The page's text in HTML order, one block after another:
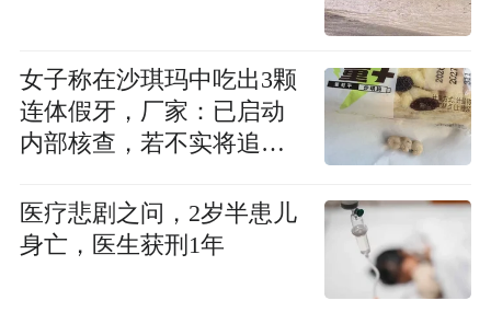
女子称在沙琪玛中吃出3颗
连体假牙，厂家：已启动
内部核查，若不实将追究
医疗悲剧之问，2岁半患儿
身亡，医生获刑1年